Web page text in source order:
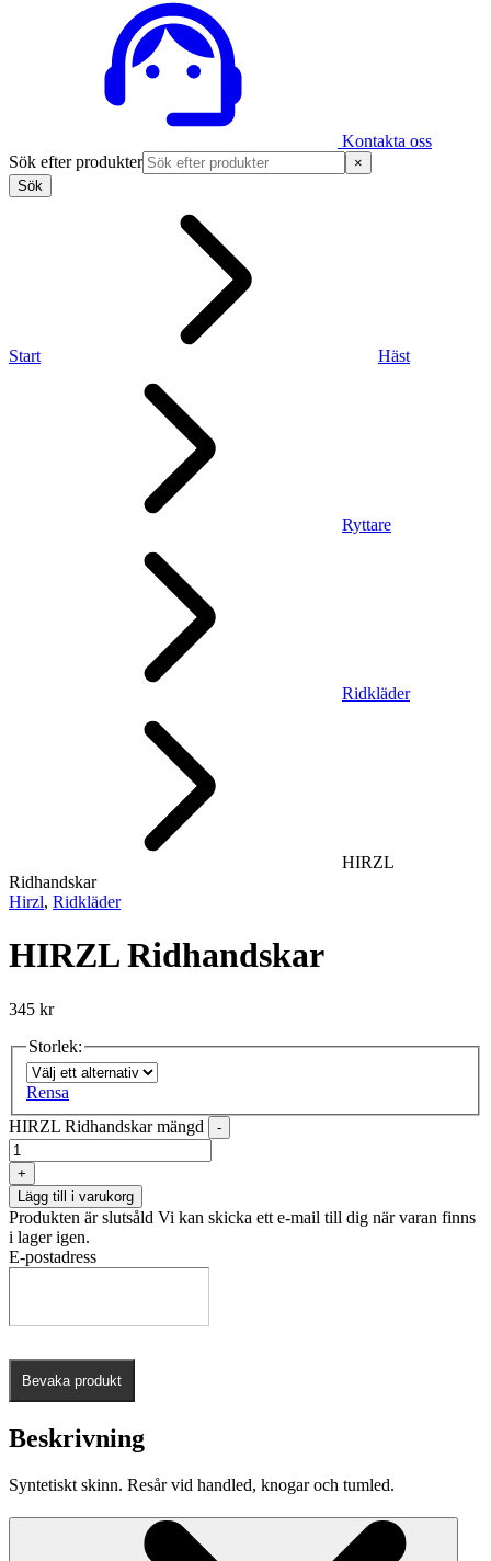
Kontakta oss
Sök efter produkter
×
Sök
Start Häst
Ryttare
Ridkläder
HIRZL
Ridhandskar
Hirzl, Ridkläder
HIRZL Ridhandskar
345 kr
Storlek:
Rensa
HIRZL Ridhandskar mängd
-
+
Lägg till i varukorg
Produkten är slutsåld Vi kan skicka ett e-mail till dig när varan finns
i lager igen.
E-postadress
Bevaka produkt
Beskrivning
Syntetiskt skinn. Resår vid handled, knogar och tumled.